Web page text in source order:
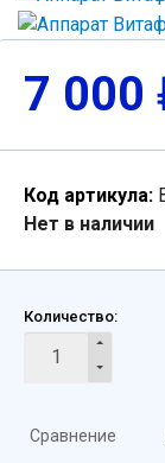
7 000
Код артикула:
Нет в наличии
Количество:
Сравнение